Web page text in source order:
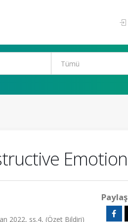
Emotion
2022, ss.4, (Özet Bildiri)
Paylaş